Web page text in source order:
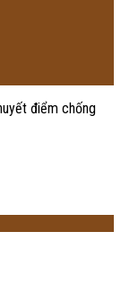
điểm chống